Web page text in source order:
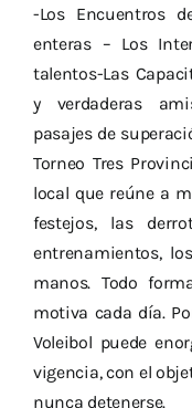
-Los Encuentros
enteras – Los
talentos-Las
y verdaderas
pasajes de
Torneo Tres
local que reúne a
festejos, las
entrenamientos,
manos. Todo
motiva cada día.
Voleibol puede
vigencia, con el
nunca detenerse.